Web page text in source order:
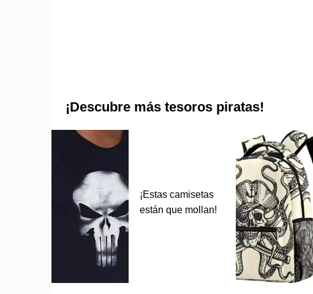
¡Descubre más tesoros piratas!
¡Estas camisetas
están que mollan!